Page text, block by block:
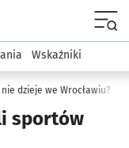
Prezydent
Wskaźniki
nie dzieje we Wrocławiu?
sportów